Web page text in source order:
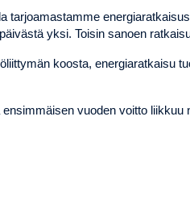
tarjoamastamme
yksi. Toisin sanoen
koosta, energiaratkaisu
vuoden voitto